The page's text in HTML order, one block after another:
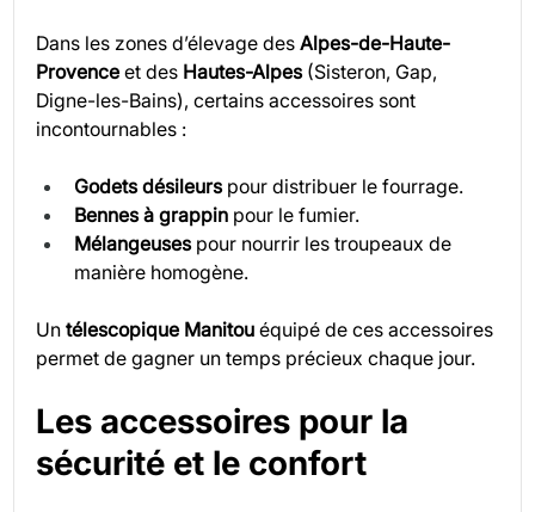
Dans les zones d’élevage des Alpes-de-Haute-
Provence et des Hautes-Alpes (Sisteron, Gap,
Digne-les-Bains), certains accessoires sont
incontournables :
Godets désileurs pour distribuer le fourrage.
Bennes à grappin pour le fumier.
Mélangeuses pour nourrir les troupeaux de
manière homogène.
Un télescopique Manitou équipé de ces accessoires
permet de gagner un temps précieux chaque jour.
Les accessoires pour la
sécurité et le confort